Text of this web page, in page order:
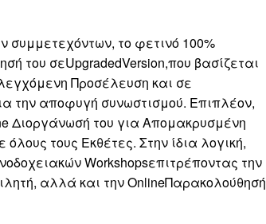
το φετινό 100%
του σεUpgradedVersion,που βασίζεται
Προσέλευση και σε
την αποφυγή συνωστισμού. Επιπλέον,
Διοργάνωσή του για Απομακρυσμένη
τους Εκθέτες. Στην ίδια λογική,
Workshopsεπιτρέποντας την
αλλά και την OnlineΠαρακολούθησή